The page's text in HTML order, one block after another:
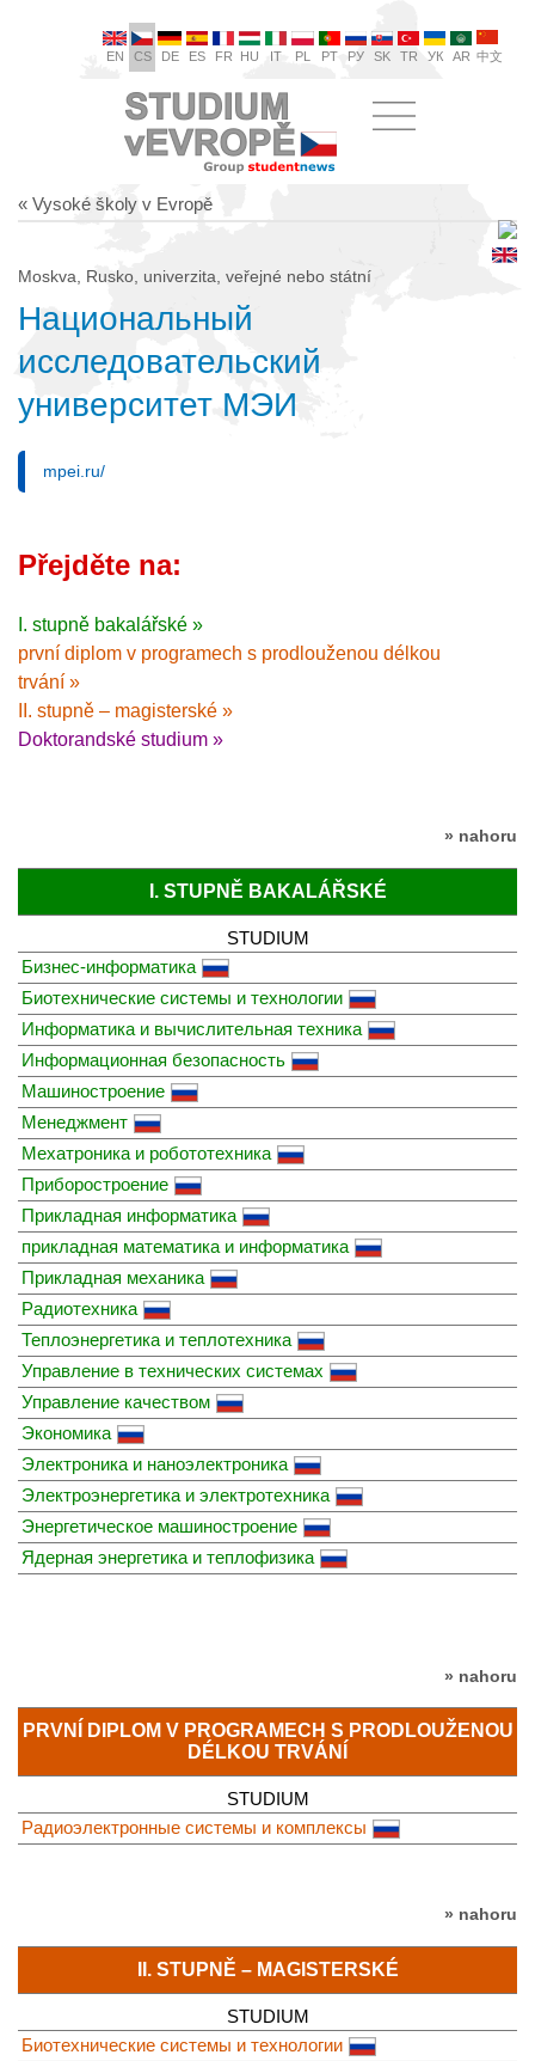
EN CS DE ES FR HU IT PL PT РУ SK TR УК AR 中文
« Vysoké školy v Evropě
Moskva, Rusko, univerzita, veřejné nebo státní
Национальный
исследовательский
университет МЭИ
mpei.ru/
Přejděte na:
I. stupně bakalářské »
první diplom v programech s prodlouženou délkou
trvání »
II. stupně – magisterské »
Doktorandské studium »
» nahoru
I. STUPNĚ BAKALÁŘSKÉ
STUDIUM
Бизнес-информатика
Биотехнические системы и технологии
Информатика и вычислительная техника
Информационная безопасность
Машиностроение
Менеджмент
Мехатроника и робототехника
Приборостроение
Прикладная информатика
прикладная математика и информатика
Прикладная механика
Радиотехника
Теплоэнергетика и теплотехника
Управление в технических системах
Управление качеством
Экономика
Электроника и наноэлектроника
Электроэнергетика и электротехника
Энергетическое машиностроение
Ядерная энергетика и теплофизика
» nahoru
PRVNÍ DIPLOM V PROGRAMECH S PRODLOUŽENOU
DÉLKOU TRVÁNÍ
STUDIUM
Радиоэлектронные системы и комплексы
» nahoru
II. STUPNĚ – MAGISTERSKÉ
STUDIUM
Биотехнические системы и технологии